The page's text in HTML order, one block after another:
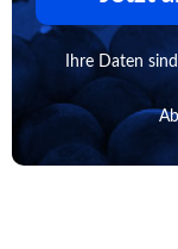
Ihre Daten